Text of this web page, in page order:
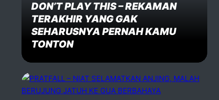
DON’T PLAY THIS – REKAMAN
TERAKHIR YANG GAK
SEHARUSNYA PERNAH KAMU
TONTON